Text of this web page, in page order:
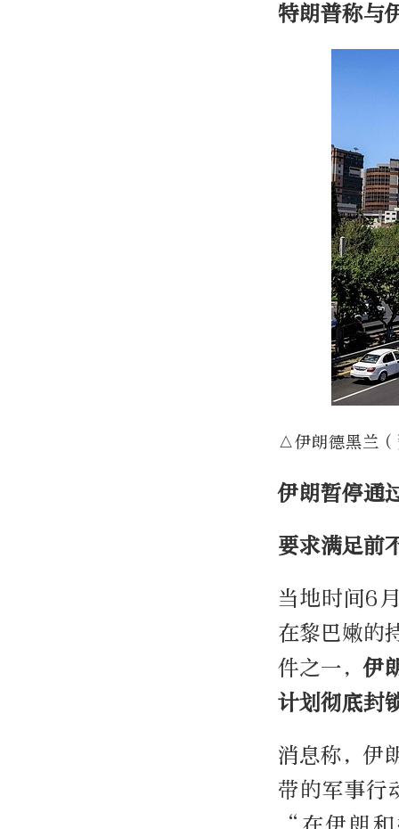
特朗普称与
△伊朗德黑兰（
伊朗暂停通
要求满足前
当地时间6
在黎巴嫩的
件之一，伊
计划彻底封
消息称，伊
带的军事行